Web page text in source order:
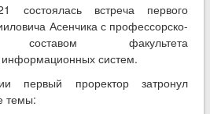
встреча первого
Асенчика с профессорско-
составом факультета
систем.
первый проректор затронул
темы: